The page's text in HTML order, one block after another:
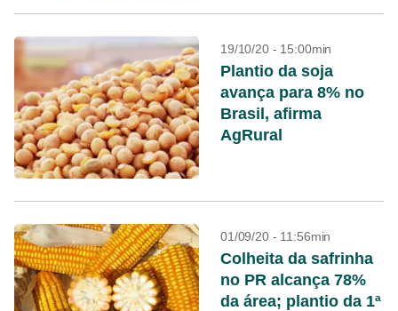
19/10/20 - 15:00min
Plantio da soja
avança para 8% no
Brasil, afirma
AgRural
01/09/20 - 11:56min
Colheita da safrinha
no PR alcança 78%
da área; plantio da 1ª